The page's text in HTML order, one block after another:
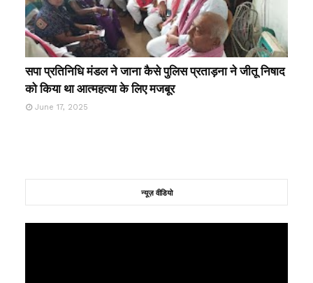
सपा प्रतिनिधि मंडल ने जाना कैसे पुलिस प्रताड़ना ने जीतू निषाद
को किया था आत्महत्या के लिए मजबूर
June 17, 2025
न्यूज़ वीडियो